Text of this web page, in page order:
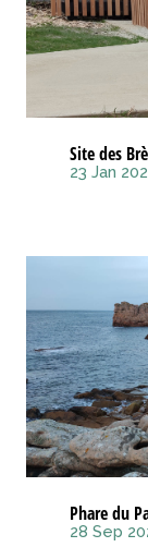
Site des
23 Jan
Phare du
28 Sep